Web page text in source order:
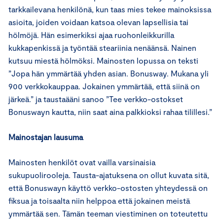
tarkkailevana henkilönä, kun taas mies tekee mainoksissa
asioita, joiden voidaan katsoa olevan lapsellisia tai
hölmöjä. Hän esimerkiksi ajaa ruohonleikkurilla
kukkapenkissä ja työntää steariinia nenäänsä. Nainen
kutsuu miestä hölmöksi. Mainosten lopussa on teksti
”Jopa hän ymmärtää yhden asian. Bonusway. Mukana yli
900 verkkokauppaa. Jokainen ymmärtää, että siinä on
järkeä.” ja taustaääni sanoo ”Tee verkko-ostokset
Bonuswayn kautta, niin saat aina palkkioksi rahaa tilillesi.”
Mainostajan lausuma
Mainosten henkilöt ovat vailla varsinaisia
sukupuolirooleja. Tausta-ajatuksena on ollut kuvata sitä,
että Bonuswayn käyttö verkko-ostosten yhteydessä on
fiksua ja toisaalta niin helppoa että jokainen meistä
ymmärtää sen. Tämän teeman viestiminen on toteutettu